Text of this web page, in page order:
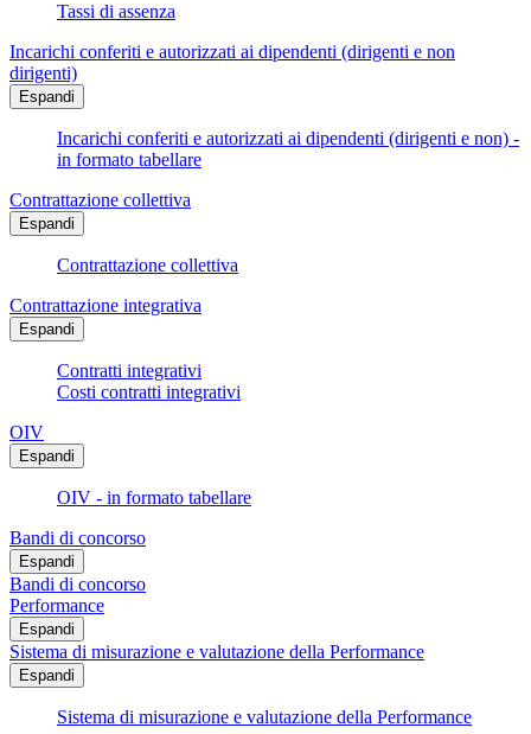
Tassi di assenza
Incarichi conferiti e autorizzati ai dipendenti (dirigenti e non
dirigenti)
Espandi
Incarichi conferiti e autorizzati ai dipendenti (dirigenti e non) -
in formato tabellare
Contrattazione collettiva
Espandi
Contrattazione collettiva
Contrattazione integrativa
Espandi
Contratti integrativi
Costi contratti integrativi
OIV
Espandi
OIV - in formato tabellare
Bandi di concorso
Espandi
Bandi di concorso
Performance
Espandi
Sistema di misurazione e valutazione della Performance
Espandi
Sistema di misurazione e valutazione della Performance